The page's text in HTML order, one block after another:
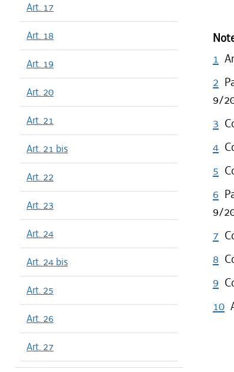
Art. 17
Art. 18
Art. 19
Art. 20
Art. 21
Art. 21 bis
Art. 22
Art. 23
Art. 24
Art. 24 bis
Art. 25
Art. 26
Art. 27
1
2
9/
3
4
5
6
9/
7
8
9
10